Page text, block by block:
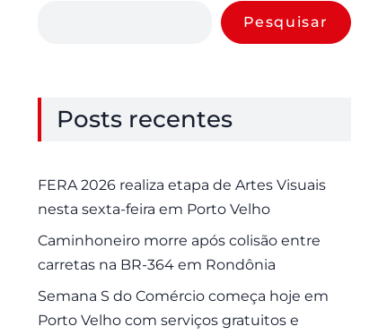
Pesquisar
Posts recentes
FERA 2026 realiza etapa de Artes Visuais
nesta sexta-feira em Porto Velho
Caminhoneiro morre após colisão entre
carretas na BR-364 em Rondônia
Semana S do Comércio começa hoje em
Porto Velho com serviços gratuitos e